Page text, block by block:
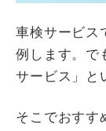
車検サービス
例します。で
サービス」と
そこでおすす